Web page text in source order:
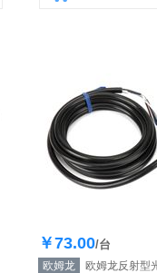
库存200个
￥73.00/台
欧姆龙
欧姆龙反射型